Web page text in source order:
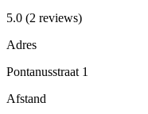
5.0 (2 reviews)
Adres
Pontanusstraat 1
Afstand